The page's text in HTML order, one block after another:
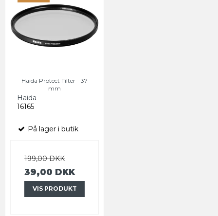
Haida Protect Filter - 37
mm
Haida
16165
På lager i butik
199,00 DKK
39,00 DKK
VIS PRODUKT